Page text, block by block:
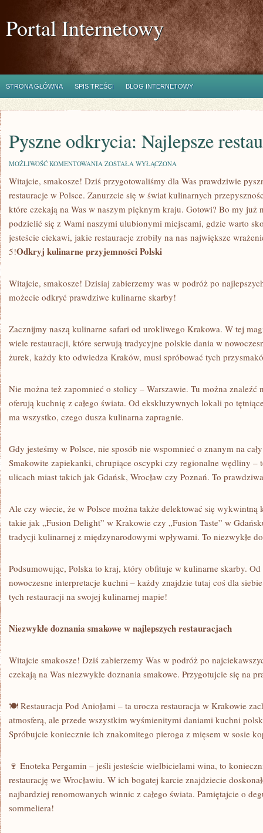
Portal Internetowy
STRONA GŁÓWNA SPIS TREŚCI BLOG INTERNETOWY
Pyszne odkrycia: Najlepsze
MOŻLIWOŚĆ KOMENTOWANIA PYSZNE
NAJLEPSZE
RESTAURACJE
W
POLSCE
ZOSTAŁA WYŁĄCZONA
Witajcie, smakosze! Dziś ⁢przygotowaliśmy dla ⁤Was prawdziwie
restauracje w Polsce. Zanurzcie się w ⁣świat kulinarnych
które czekają na ‌Was w naszym pięknym kraju. Gotowi? Bo my już
podzielić ​się z ⁤Wami naszymi ulubionymi ⁢miejscami,‌ gdzie warto
⁣jesteście⁤ ciekawi, jakie restauracje zrobiły na nas⁤ największe
5!Odkryj kulinarne przyjemności Polski
Witajcie, smakosze! Dzisiaj zabierzemy was⁣ w podróż po
możecie odkryć prawdziwe kulinarne skarby!
Zacznijmy naszą kulinarne safari ⁤od urokliwego Krakowa. W ‌tej⁢
wiele restauracji, które ‌serwują tradycyjne polskie dania w
żurek, każdy kto odwiedza Kraków, musi‌ spróbować tych
Nie można też zapomnieć o stolicy – Warszawie. Tu można znaleźć
oferują kuchnię z​ całego ⁤świata. Od ekskluzywnych ‌lokali‍ po
ma wszystko, czego dusza kulinarna zapragnie.
Gdy ‌jesteśmy w Polsce,⁤ nie sposób nie wspomnieć o ​znanym‍ na
⁣Smakowite zapiekanki,⁣ chrupiące‌ oscypki czy regionalne wędliny –
ulicach miast takich jak Gdańsk, Wrocław czy Poznań. To
Ale czy wiecie, że w Polsce można także ‍delektować ⁤się wykwintną
takie jak „Fusion ⁢Delight” w ​Krakowie czy „Fusion Taste” w
tradycji‍ kulinarnej z międzynarodowymi wpływami. To⁣ niezwykłe
Podsumowując, Polska to kraj, który obfituje w kulinarne skarby.
nowoczesne interpretacje kuchni – ‍każdy‌ znajdzie tutaj coś dla
tych restauracji na swojej kulinarnej mapie!
Niezwykłe doznania smakowe w najlepszych restauracjach
Witajcie smakosze! Dziś zabierzemy⁢ Was w ⁣podróż ⁤po
czekają na Was niezwykłe doznania smakowe. Przygotujcie się⁣ na
🍽️ ‌Restauracja⁣ Pod⁤ Aniołami – ‌ta⁤ urocza restauracja w Krakowie⁤
⁢atmosferą,​ ale⁤ przede‌ wszystkim wyśmienitymi daniami kuchni
Spróbujcie koniecznie ich znakomitego pieroga z mięsem w sosie
🍷 Enoteka Pergamin – jeśli jesteście‍ wielbicielami wina,⁤ to
restaurację we Wrocławiu. W ich bogatej karcie znajdziecie
najbardziej renomowanych winnic z całego świata. Pamiętajcie o
sommeliera!